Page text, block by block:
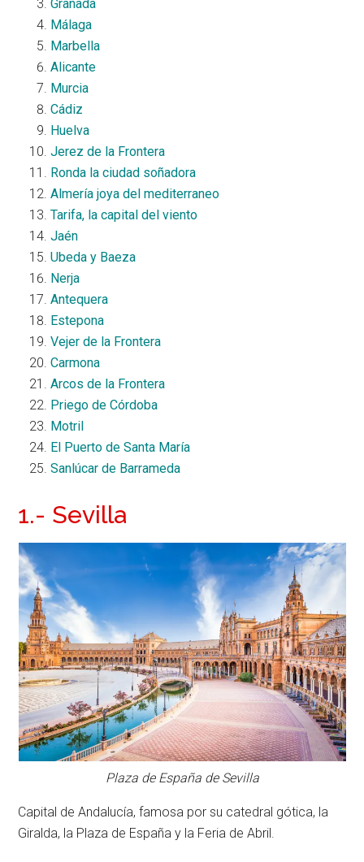
Granada
Málaga
Marbella
Alicante
Murcia
Cádiz
Huelva
Jerez de la Frontera
Ronda la ciudad soñadora
Almería joya del mediterraneo
Tarifa, la capital del viento
Jaén
Ubeda y Baeza
Nerja
Antequera
Estepona
Vejer de la Frontera
Carmona
Arcos de la Frontera
Priego de Córdoba
Motril
El Puerto de Santa María
Sanlúcar de Barrameda
1.- Sevilla
Plaza de España de Sevilla
Capital de Andalucía, famosa por su catedral gótica, la
Giralda, la Plaza de España y la Feria de Abril.